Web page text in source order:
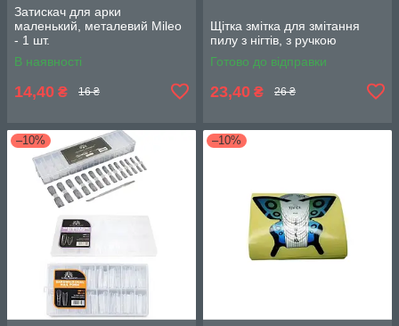
Затискач для арки
маленький, металевий Mileo
- 1 шт.
В наявності
14,40 ₴ 16 ₴
Щітка змітка для змітання
пилу з нігтів, з ручкою
Готово до відправки
23,40 ₴ 26 ₴
–10% –10%